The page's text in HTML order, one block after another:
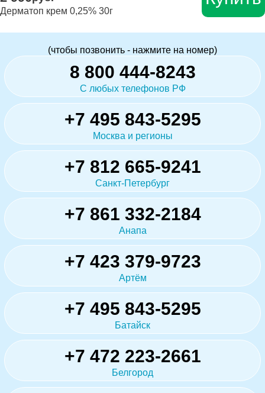
Дерматоп крем 0,25% 30г
(чтобы позвонить - нажмите на номер)
8 800 444-8243
С любых телефонов РФ
+7 495 843-5295
Москва и регионы
+7 812 665-9241
Санкт-Петербург
+7 861 332-2184
Анапа
+7 423 379-9723
Артём
+7 495 843-5295
Батайск
+7 472 223-2661
Белгород